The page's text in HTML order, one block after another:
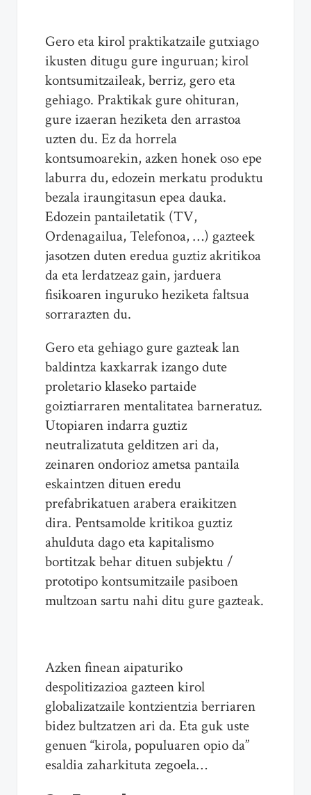
Gero eta kirol praktikatzaile gutxiago
ikusten ditugu gure inguruan; kirol
kontsumitzaileak, berriz, gero eta
gehiago. Praktikak gure ohituran,
gure izaeran heziketa den arrastoa
uzten du. Ez da horrela
kontsumoarekin, azken honek oso epe
laburra du, edozein merkatu produktu
bezala iraungitasun epea dauka.
Edozein pantailetatik (TV,
Ordenagailua, Telefonoa, …) gazteek
jasotzen duten eredua guztiz akritikoa
da eta lerdatzeaz gain, jarduera
fisikoaren inguruko heziketa faltsua
sorrarazten du.
Gero eta gehiago gure gazteak lan
baldintza kaxkarrak izango dute
proletario klaseko partaide
goiztiarraren mentalitatea barneratuz.
Utopiaren indarra guztiz
neutralizatuta gelditzen ari da,
zeinaren ondorioz ametsa pantaila
eskaintzen dituen eredu
prefabrikatuen arabera eraikitzen
dira. Pentsamolde kritikoa guztiz
ahulduta dago eta kapitalismo
bortitzak behar dituen subjektu /
prototipo kontsumitzaile pasiboen
multzoan sartu nahi ditu gure gazteak.
Azken finean aipaturiko
despolitizazioa gazteen kirol
globalizatzaile kontzientzia berriaren
bidez bultzatzen ari da. Eta guk uste
genuen “kirola, populuaren opio da”
esaldia zaharkituta zegoela…